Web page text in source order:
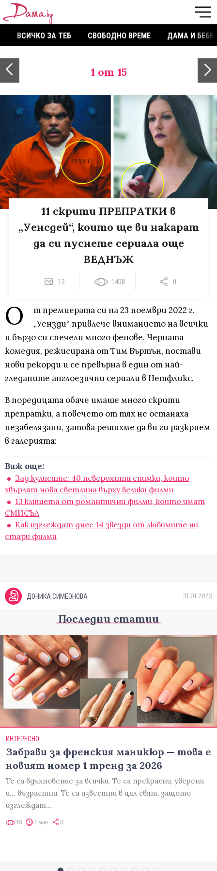
ВСИЧКО ЗА ТЕБ СВОБОДНО ВРЕМЕ ДАМА И БЕБЕ
1 от 15
11 скрити ПРЕПРАТКИ в
„Уенсдей“, които ще ви накарат
да си пуснете сериала още
ВЕДНЪЖ
12 1408 0
О
т премиерата си на 23 ноември 2022 г.
„Уензди“ привлече вниманието на всички
и бързо си спечели много фенове. Черната
комедия, режисирана от Тим Бъртън, постави
нови рекорди и се превърна в един от най-
гледаните англоезични сериали в Нетфликс.
В поредицата обаче имаше много скрити
препратки, а повечето от тях не останаха
незабелязани, затова решихме да ви ги разкрием
в галерията:
Виж още:
Зад кулисите: 40 невероятни снимки, които
хвърлят нова светлина върху велики филми
13 клишета от романтични филми, които имат
СМИСЪЛ
Как изглеждат днес 14 звезди от любимите ни
стари филми
ДОНИКА СИМЕОНОВА 31.01.2023
Последни статии
ИНТЕРЕСНО
Забрави за френския маникюр — това е
новият номер 1 тренд за 2026
Те са вдъхновение за всички. Те са прекрасни, уверени
и... възрастни. Те са известни в цял свят, защото
изглеждат…
18 4 мин 0